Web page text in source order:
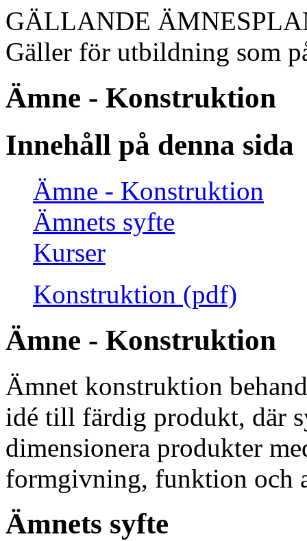
GÄLLANDE
Gäller för utbildning som
Ämne - Konstruktion
Innehåll på denna sida
Ämne - Konstruktion
Ämnets syfte
Kurser
Konstruktion (pdf)
Ämne - Konstruktion
Ämnet konstruktion
idé till färdig produkt, där
dimensionera produkter
formgivning, funktion och
Ämnets syfte